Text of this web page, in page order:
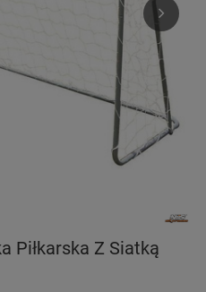
Piłkarska Z Siatką